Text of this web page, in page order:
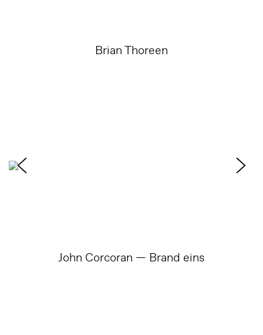
Brian Thoreen
John Corcoran — Brand eins